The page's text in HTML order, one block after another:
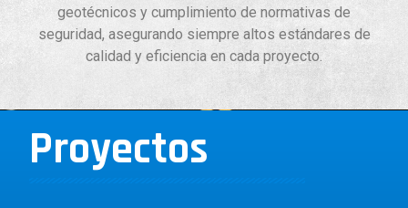
geotécnicos y cumplimiento de normativas de
seguridad, asegurando siempre altos estándares de
calidad y eficiencia en cada proyecto.
Proyectos